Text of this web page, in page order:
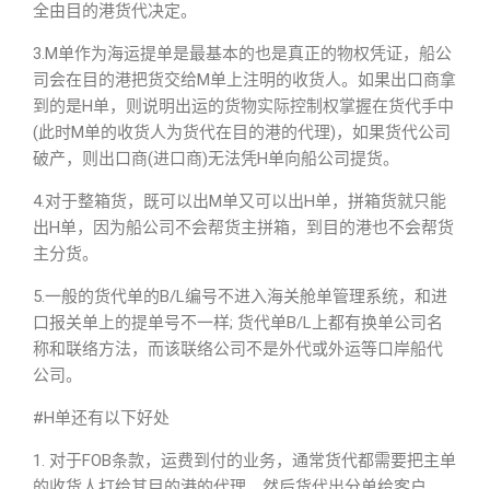
全由目的港货代决定。
3.M单作为海运提单是最基本的也是真正的物权凭证，船公
司会在目的港把货交给M单上注明的收货人。如果出口商拿
到的是H单，则说明出运的货物实际控制权掌握在货代手中
(此时M单的收货人为货代在目的港的代理)，如果货代公司
破产，则出口商(进口商)无法凭H单向船公司提货。
4.对于整箱货，既可以出M单又可以出H单，拼箱货就只能
出H单，因为船公司不会帮货主拼箱，到目的港也不会帮货
主分货。
5.一般的货代单的B/L编号不进入海关舱单管理系统，和进
口报关单上的提单号不一样; 货代单B/L上都有换单公司名
称和联络方法，而该联络公司不是外代或外运等口岸船代
公司。
#H单还有以下好处
1. 对于FOB条款，运费到付的业务，通常货代都需要把主单